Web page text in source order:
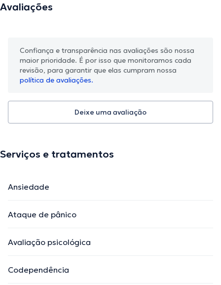
Avaliações
Confiança e transparência nas avaliações são nossa
maior prioridade. É por isso que monitoramos cada
revisão, para garantir que elas cumpram nossa
política de avaliações.
Deixe uma avaliação
Serviços e tratamentos
Ansiedade
Ataque de pânico
Avaliação psicológica
Codependência